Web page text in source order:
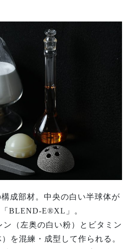
成部材。中央の白い半球体が
BLEND-E®XL」。
ン（左奥の白い粉）とビタミン
を混練・成型して作られる。